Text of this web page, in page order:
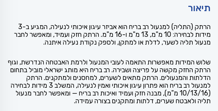
תיאור
הרתק (התליה) למנעול רב בריח הוא אביזר עיגון איכותי לנעילה, המגיע ב-3
מידות לבחירה: 10 מ"מ, 13 מ"מ ו-16 מ"מ. הרתק חזק ועמיד, ומאפשר לחבר
מנעול תליה לשער, לדלת או למתקן, ולספק נקודת נעילה איתנה.
שלוש המידות מאפשרות התאמה לעובי המנעול ולרמת האבטחה הנדרשת, וגוף
הרתק החזק מקשה על פריצה ושבירה. רב בריח היא מותג ישראלי מוביל בתחום
הדלתות והמנעולים. הרתק מתאים לשערים, למחסנים ולמתקנים. הרתק
למנעול רב בריח הוא פתרון עיגון איכותי ואמין לנעילה, המשלב 3 מידות לבחירה
(10/13/16 מ"מ), מבנה חזק ועמיד ואיכות רב בריח — ומאפשר לחבר מנעול
תליה ולאבטח שערים, דלתות ומתקנים בצורה עמידה.